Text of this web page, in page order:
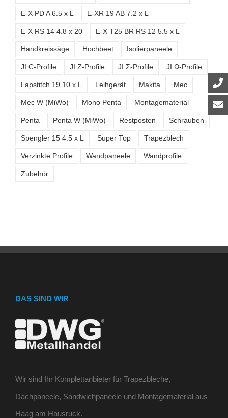
E-X PD A 6.5 x L E-XR 19 AB 7.2 x L
E-X RS 14 4.8 x 20 E-X T25 BR RS 12 5.5 x L
Handkreissäge Hochbeet Isolierpaneele
JI C-Profile JI Z-Profile JI Σ-Profile JI Ω-Profile
Lapstitch 19 10 x L Leihgerät Makita Mec
Mec W (MiWo) Mono Penta Montagematerial
Penta Penta W (MiWo) Restposten Schrauben
Spengler 15 4.5 x L Super Top Trapezblech
Verzinkte Profile Wandpaneele Wandprofile
Zubehör
DAS SIND WIR
Wir sind Ihr Komplettanbieter für Trapezbleche,
Dachpaneele, Sandwichpaneele und Montagematerial aus
Haag am Hausruck.